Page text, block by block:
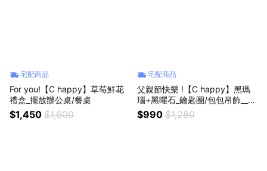
宅配商品
For you!【C happy】草莓鮮花
禮盒_擺放辦公桌/餐桌
$1,450 $1,600
宅配商品
父親節快樂 !【C happy】黑瑪
瑙+黑曜石_鑰匙圈/包包吊飾__外
出保平安
$990 $1,280